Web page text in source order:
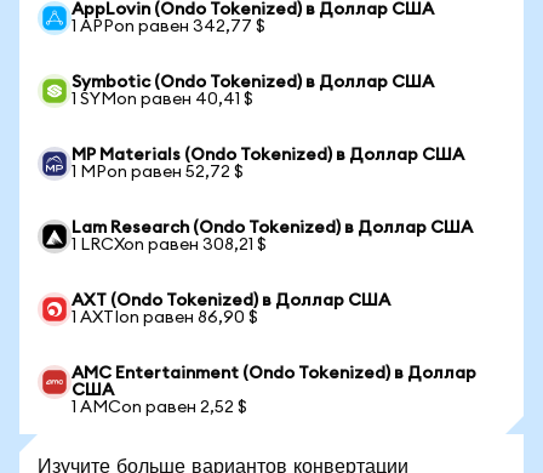
AppLovin (Ondo Tokenized) в Доллар США
1 APPon равен 342,77 $
Symbotic (Ondo Tokenized) в Доллар США
1 SYMon равен 40,41 $
MP Materials (Ondo Tokenized) в Доллар США
1 MPon равен 52,72 $
Lam Research (Ondo Tokenized) в Доллар США
1 LRCXon равен 308,21 $
AXT (Ondo Tokenized) в Доллар США
1 AXTIon равен 86,90 $
AMC Entertainment (Ondo Tokenized) в Доллар
США
1 AMCon равен 2,52 $
Изучите больше вариантов конвертации